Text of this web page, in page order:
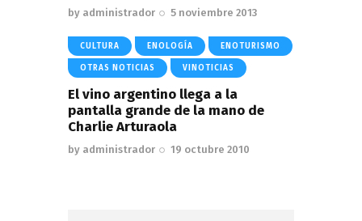
by administrador 5 noviembre 2013
CULTURA ENOLOGÍA ENOTURISMO
OTRAS NOTICIAS VINOTICIAS
El vino argentino llega a la
pantalla grande de la mano de
Charlie Arturaola
by administrador 19 octubre 2010